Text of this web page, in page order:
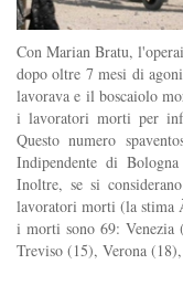
Con Marian Bratu,
dopo oltre 7 mesi di
lavorava e il boscaiolo
i lavoratori morti per
Questo numero
Indipendente di
Inoltre, se si
lavoratori morti (la stima
i morti sono 69:
Treviso (15), Verona